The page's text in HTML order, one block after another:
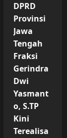
DPRD
Provinsi
Jawa
Tengah
Fraksi
Gerindra
Dwi
Yasmant
o, S.TP
Kini
Terealisa